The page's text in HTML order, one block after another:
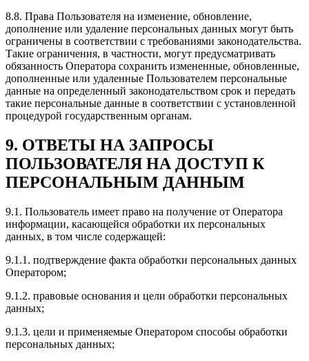
8.8. Права Пользователя на изменение, обновление,
дополнение или удаление персональных данных могут быть
ограничены в соответствии с требованиями законодательства.
Такие ограничения, в частности, могут предусматривать
обязанность Оператора сохранить измененные, обновленные,
дополненные или удаленные Пользователем персональные
данные на определенный законодательством срок и передать
такие персональные данные в соответствии с установленной
процедурой государственным органам.
9. ОТВЕТЫ НА ЗАПРОСЫ
ПОЛЬЗОВАТЕЛЯ НА ДОСТУП К
ПЕРСОНАЛЬНЫМ ДАННЫМ
9.1. Пользователь имеет право на получение от Оператора
информации, касающейся обработки их персональных
данных, в том числе содержащей:
9.1.1. подтверждение факта обработки персональных данных
Оператором;
9.1.2. правовые основания и цели обработки персональных
данных;
9.1.3. цели и применяемые Оператором способы обработки
персональных данных;